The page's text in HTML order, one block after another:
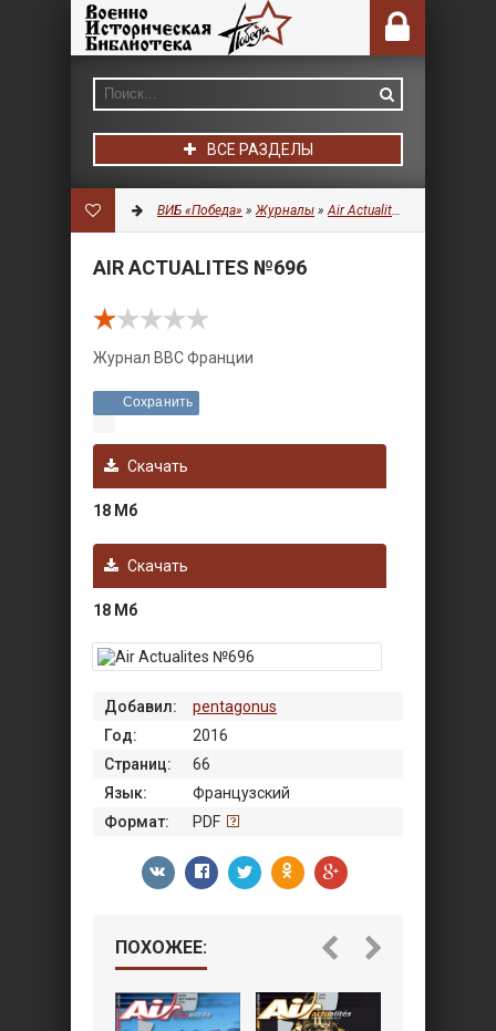
ВСЕ РАЗДЕЛЫ
ВИБ «Победа» »Журналы »Air Actualites
AIR ACTUALITES №696
Журнал ВВС Франции
Сохранить
Скачать
18 Мб
Скачать
18 Мб
Добавил:
pentagonus
Год:
2016
Страниц:
66
Язык:
Французский
Формат:
PDF
ПОХОЖЕЕ: